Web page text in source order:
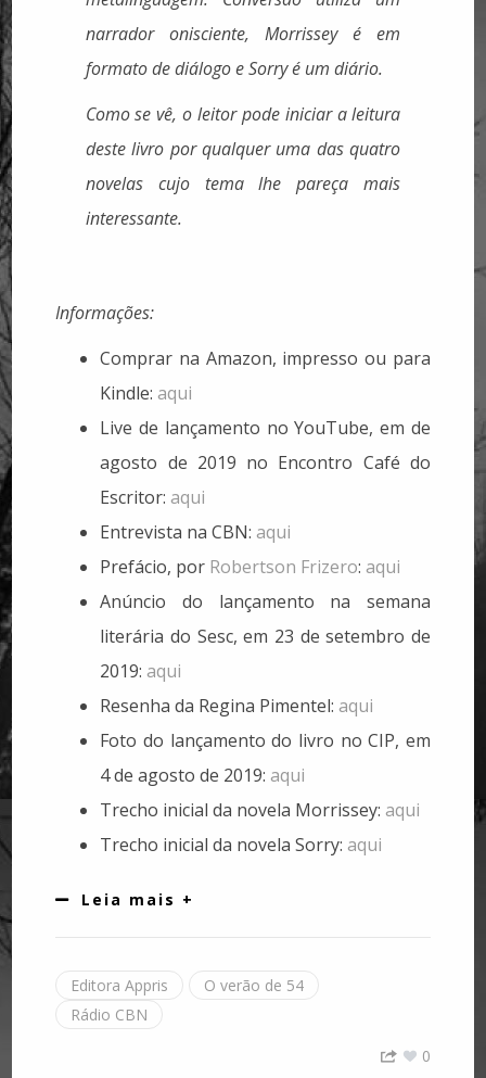
narrador onisciente, Morrisseyé em
formato de diálogo eSorryé um diário.
Como se vê, o leitor pode iniciar a leitura
deste livro por qualquer uma das quatro
novelas cujo tema lhe pareça mais
interessante.
Informações:
Comprar na Amazon, impresso ou para
Kindle:aqui
Live de lançamento no YouTube, em de
agosto de 2019 no Encontro Café do
Escritor:aqui
Entrevista na CBN:aqui
Prefácio, por Robertson Frizero:aqui
Anúncio do lançamento na semana
literária do Sesc, em 23 de setembro de
2019:aqui
Resenha da Regina Pimentel:aqui
Foto do lançamento do livro no CIP, em
4 de agosto de 2019:aqui
Trecho inicial da novela Morrissey:aqui
Trecho inicial da novela Sorry:aqui
Leia mais +
Editora Appris
O verão de 54
Rádio CBN
0